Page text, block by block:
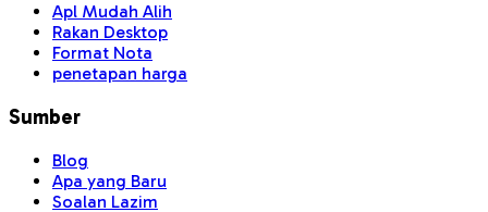
Apl Mudah Alih
Rakan Desktop
Format Nota
penetapan harga
Sumber
Blog
Apa yang Baru
Soalan Lazim